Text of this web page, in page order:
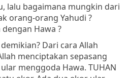
lalu bagaimana mungkin dari
orang-orang Yahudi ?
Hawa ?
Dari cara Allah
menciptakan sepasang
menggoda Hawa. TUHAN